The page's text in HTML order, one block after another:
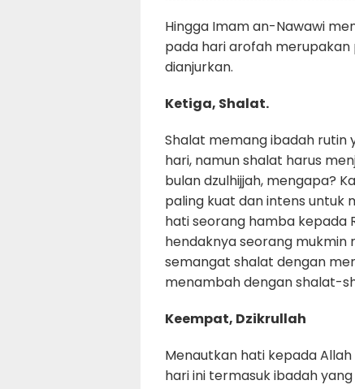
Hingga Imam an-Nawawi
pada hari arofah merupakan
dianjurkan.
Ketiga, Shalat.
Shalat memang ibadah rutin
hari, namun shalat harus
bulan dzulhijjah, mengapa?
paling kuat dan intens
hati seorang hamba kepada
hendaknya seorang
semangat shalat dengan
menambah dengan shalat-
Keempat, Dzikrullah
Menautkan hati kepada
hari ini termasuk ibadah